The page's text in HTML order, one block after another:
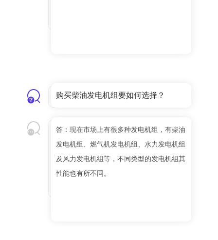
购买柴油发电机组要如何选择？
答：现在市场上有很多种发电机组，有柴油
发电机组、燃气机发电机组、水力发电机组
及风力发电机组等，不同类型的发电机组其
性能也有所不同。